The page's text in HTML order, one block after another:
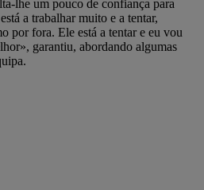
lhe um pouco de confiança para
a trabalhar muito e a tentar,
por fora. Ele está a tentar e eu vou
garantiu, abordando algumas